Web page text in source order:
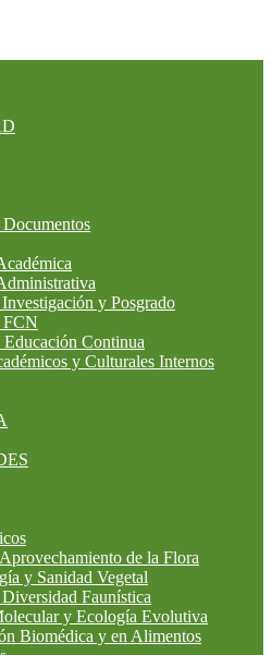
y Posgrado
FCN
Educación Continua
y Culturales Internos
de la Flora
y Sanidad Vegetal
Faunística
y Ecología Evolutiva
Biomédica y en Alimentos